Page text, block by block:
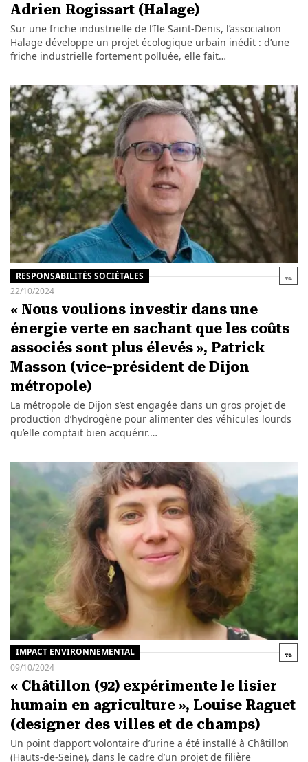
Adrien Rogissart (Halage)
Sur une friche industrielle de l’Ile Saint-Denis, l’association
Halage développe un projet écologique urbain inédit : d’une
friche industrielle fortement polluée, elle fait…
RESPONSABILITÉS SOCIÉTALES
22/10/2024
« Nous voulions investir dans une
énergie verte en sachant que les coûts
associés sont plus élevés », Patrick
Masson (vice-président de Dijon
métropole)
La métropole de Dijon s’est engagée dans un gros projet de
production d’hydrogène pour alimenter des véhicules lourds
qu’elle comptait bien acquérir.…
IMPACT ENVIRONNEMENTAL
09/10/2024
« Châtillon (92) expérimente le lisier
humain en agriculture », Louise Raguet
(designer des villes et de champs)
Un point d’apport volontaire d’urine a été installé à Châtillon
(Hauts-de-Seine), dans le cadre d’un projet de filière